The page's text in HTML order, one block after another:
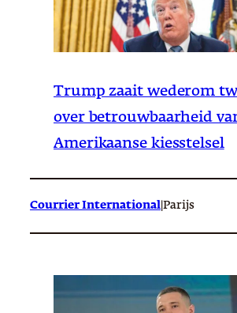
Trump zaait wederom
over betrouwbaarheid
Amerikaanse kiesstelsel
Courrier International Parijs